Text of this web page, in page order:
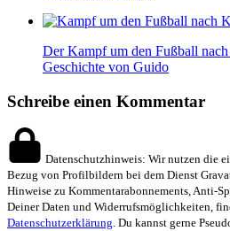
Der Kampf um den Fußball
Geschichte von Guido
Leser-
Interaktionen
Schreibe einen Kommentar
Datenschutzhinweis: Wir nutzen die
Bezug von Profilbildern bei dem Dienst
Hinweise zu Kommentarabonnements, Anti-
Deiner Daten und Widerrufsmöglichkeiten,
Datenschutzerklärung. Du kannst gerne